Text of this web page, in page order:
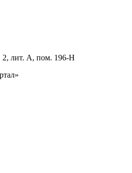
2, лит. А, пом. 196-Н